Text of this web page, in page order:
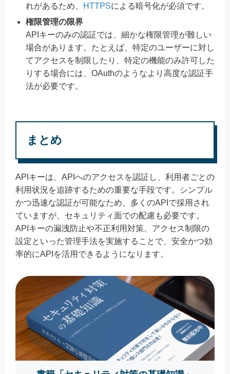
れがあるため、
HTTPSによる暗号化が必須です。
権限管理の限界
APIキーのみの認証では、細かな権限管理が難しい
場合があります。たとえば、特定のユーザーに対し
てアクセスを制限したり、特定の機能のみ許可した
りする場合には、OAuthのようなより高度な認証手
法が必要です。
まとめ
APIキーは、APIへのアクセスを認証し、利用者ごとの
利用状況を追跡するための重要な手段です。シンプル
かつ迅速な認証が可能なため、多くのAPIで採用され
ていますが、セキュリティ面での配慮も必要です。
APIキーの漏洩防止や不正利用対策、アクセス制限の
設定といった管理手法を実施することで、安全かつ効
率的にAPIを活用できるようになります。